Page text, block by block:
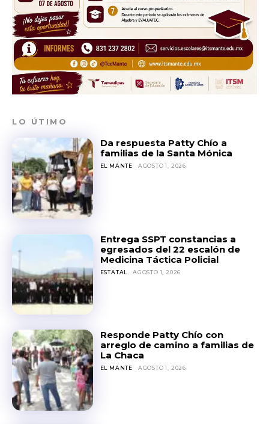
LO ÚTIMO
Da respuesta Patty Chío a
familias de la Santa Mónica
EL MANTE AGOSTO 1, 2026
Entrega SSPT constancias a
egresados del 22 escalón de
Medicina Táctica Policial
ESTATAL AGOSTO 1, 2026
Responde Patty Chío con
arreglo de camino a familias de
La Chaca
EL MANTE AGOSTO 1, 2026